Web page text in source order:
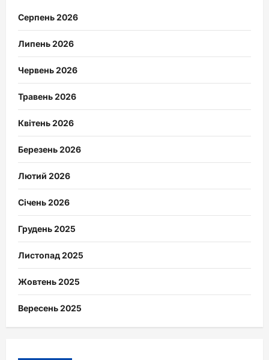
Серпень 2026
Липень 2026
Червень 2026
Травень 2026
Квітень 2026
Березень 2026
Лютий 2026
Січень 2026
Грудень 2025
Листопад 2025
Жовтень 2025
Вересень 2025